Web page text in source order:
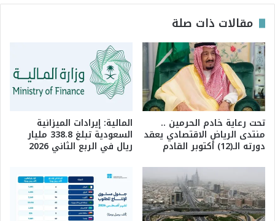
مقالات ذات صلة
تحت رعاية خادم الحرمين ..
منتدى الرياض الاقتصادي يعقد
دورته الـ(12) أكتوبر القادم
المالية: إيرادات الميزانية
السعودية تبلغ 338.8 مليار
ريال في الربع الثاني 2026